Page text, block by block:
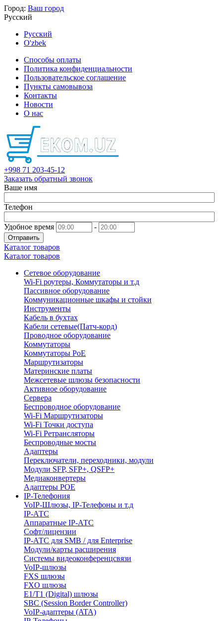
Город: Ваш город
Русский
Русский
O'zbek
Способы оплаты
Политика конфиденциальности
Пользовательское соглашение
Пункты самовывоза
Контакты
Новости
О нас
+998 71 203-45-12
Заказать обратный звонок
Ваше имя
Телефон
Удобное время -
Отправить
Каталог товаров
Каталог товаров
Сетевое оборудование
Wi-Fi роутеры, Коммутаторы и т.д
Пассивное оборудование
Коммуникационные шкафы и стойки
Инструменты
Кабель в бухтах
Кабели сетевые(Патч-корд)
Проводное оборудование
Коммутаторы
Коммутаторы PoE
Маршрутизаторы
Материнские платы
Межсетевые шлюзы безопасности
Активное оборудование
Сервера
Беспроводное оборудование
Wi-Fi Маршрутизаторы
Wi-Fi Точки доступа
Wi-Fi Ретрансляторы
Беспроводные мосты
Адаптеры
Переключатели, переходники, модули
Модули SFP, SFP+, QSFP+
Медиаконвертеры
Адаптеры POE
IP-Телефония
VoIP-Шлюзы, IP-Телефоны и т.д
IP-АТС
Аппаратные IP-АТС
Софт/лицензии
IP-АТС для SMB / для Enterprise
Модули/карты расширения
Системы видеоконференцсвязи
VoIP-шлюзы
FXS шлюзы
FXO шлюзы
E1/T1 (Digital) шлюзы
SBC (Session Border Controller)
VoIP-адаптеры (ATA)